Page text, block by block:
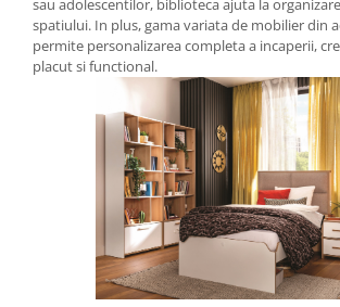
spatiului. In plus, gama variata de mobilier din
permite personalizarea completa a incaperii,
placut si functional.